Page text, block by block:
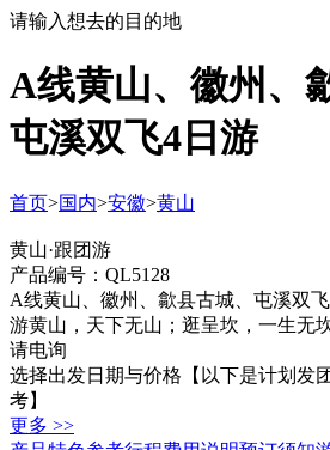
请输入想去的目的地
A线黄山、徽州、
屯溪双飞4日游
首页>国内>安徽>黄山
黄山·跟团游
产品编号：QL5128
A线黄山、徽州、歙县古城、屯溪双
游黄山，天下无山；逛呈坎，一生无
请电询
选择出发日期与价格 【以下是计划发
考】
更多 >>